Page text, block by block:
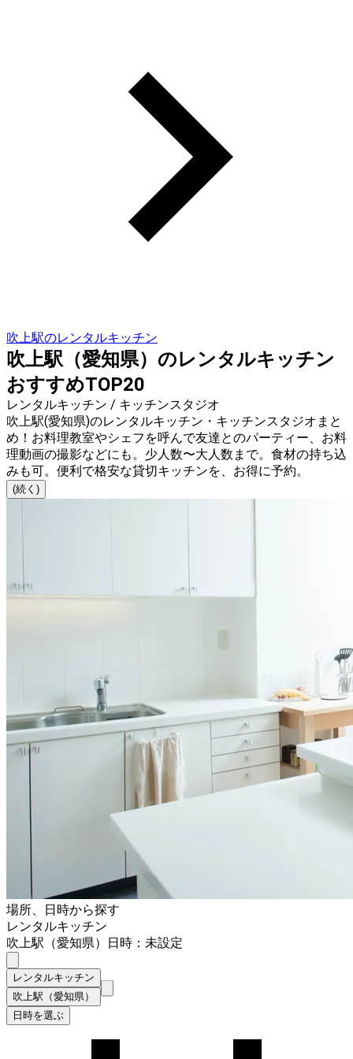
吹上駅のレンタルキッチン
吹上駅（愛知県）のレンタルキッチン
おすすめTOP20
レンタルキッチン / キッチンスタジオ
吹上駅(愛知県)のレンタルキッチン・キッチンスタジオまと
め！お料理教室やシェフを呼んで友達とのパーティー、お料
理動画の撮影などにも。少人数〜大人数まで。食材の持ち込
みも可。便利で格安な貸切キッチンを、お得に予約。
(続く)
場所、日時から探す
レンタルキッチン
吹上駅（愛知県）
日時：未設定
レンタルキッチン
吹上駅（愛知県）
日時を選ぶ